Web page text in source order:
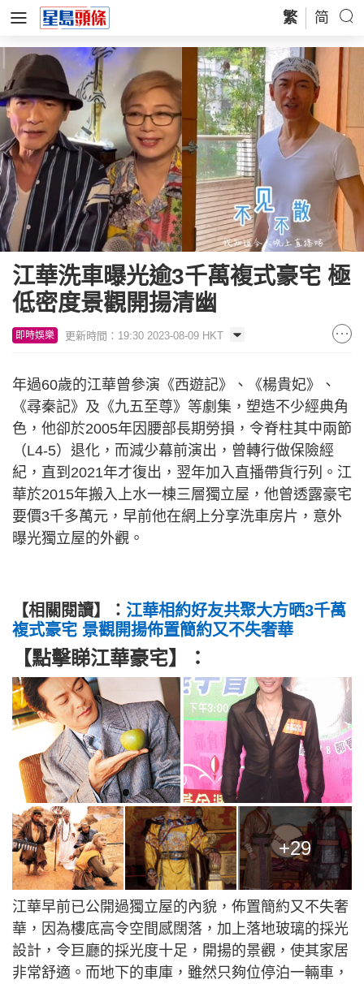
繁 简
江華洗車曝光逾3千萬複式豪宅 極
低密度景觀開揚清幽
即時娛樂 更新時間：19:30 2023-08-09 HKT
年過60歲的江華曾參演《西遊記》、《楊貴妃》、
《尋秦記》及《九五至尊》等劇集，塑造不少經典角
色，他卻於2005年因腰部長期勞損，令脊柱其中兩節
（L4-5）退化，而減少幕前演出，曾轉行做保險經
紀，直到2021年才復出，翌年加入直播帶貨行列。江
華於2015年搬入上水一棟三層獨立屋，他曾透露豪宅
要價3千多萬元，早前他在網上分享洗車房片，意外
曝光獨立屋的外觀。
【相關閱讀】： 江華相約好友共聚大方晒3千萬
複式豪宅 景觀開揚佈置簡約又不失奢華
【點擊睇江華豪宅】：
+29
江華早前已公開過獨立屋的內貌，佈置簡約又不失奢
華，因為樓底高令空間感闊落，加上落地玻璃的採光
設計，令巨廳的採光度十足，開揚的景觀，使其家居
非常舒適。而地下的車庫，雖然只夠位停泊一輛車，